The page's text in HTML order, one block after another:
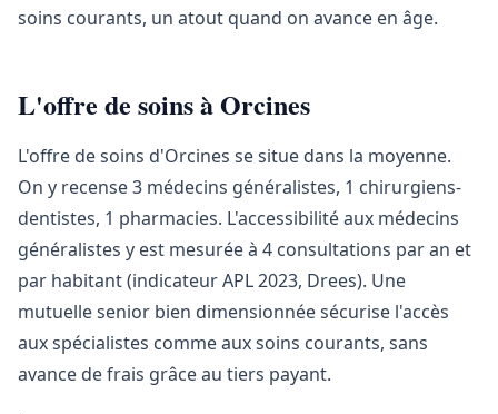
soins courants, un atout quand on avance en âge.
L'offre de soins à Orcines
L'offre de soins d'Orcines se situe dans la moyenne.
On y recense 3 médecins généralistes, 1 chirurgiens-
dentistes, 1 pharmacies. L'accessibilité aux médecins
généralistes y est mesurée à 4 consultations par an et
par habitant (indicateur APL 2023, Drees). Une
mutuelle senior bien dimensionnée sécurise l'accès
aux spécialistes comme aux soins courants, sans
avance de frais grâce au tiers payant.